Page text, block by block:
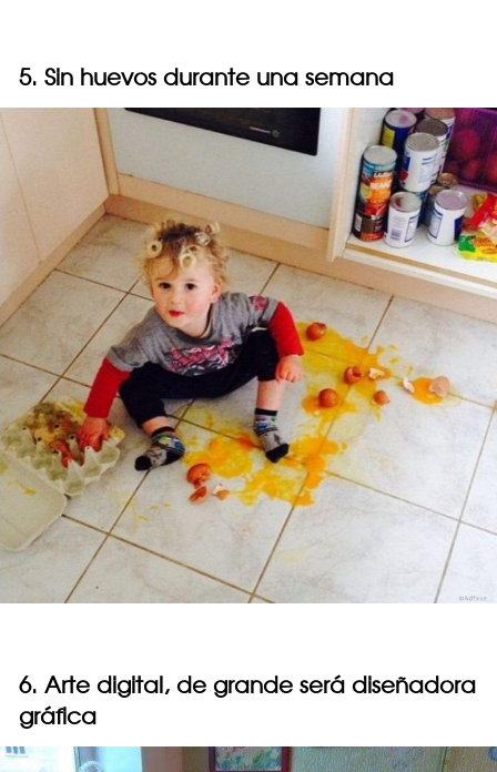
5. Sin huevos durante una semana
6. Arte digital, de grande será diseñadora
gráfica